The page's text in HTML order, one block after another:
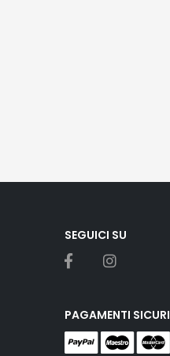
SEGUICI SU
PAGAMENTI SICURI